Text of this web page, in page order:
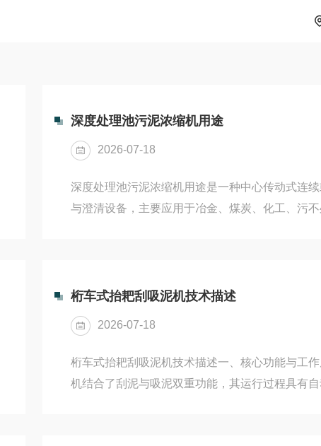
深度处理池污泥浓缩机用途
2026-07-18
深度处理池污泥浓缩机用途是一种中心传动式连
与澄清设备，主要应用于冶金、煤炭、化工、污
转，提升机构配备过载保护装置以实现渣耙自动调
心给料沉降，固体由刮板收集，澄清水经溢流槽
式）采用螺旋轴与层叠环结构实现...
桁车式抬耙刮吸泥机技术描述
2026-07-18
桁车式抬耙刮吸泥机技术描述一、核心功能与工
机结合了‌刮泥‌与‌吸泥‌双重功能，其运行过程具有